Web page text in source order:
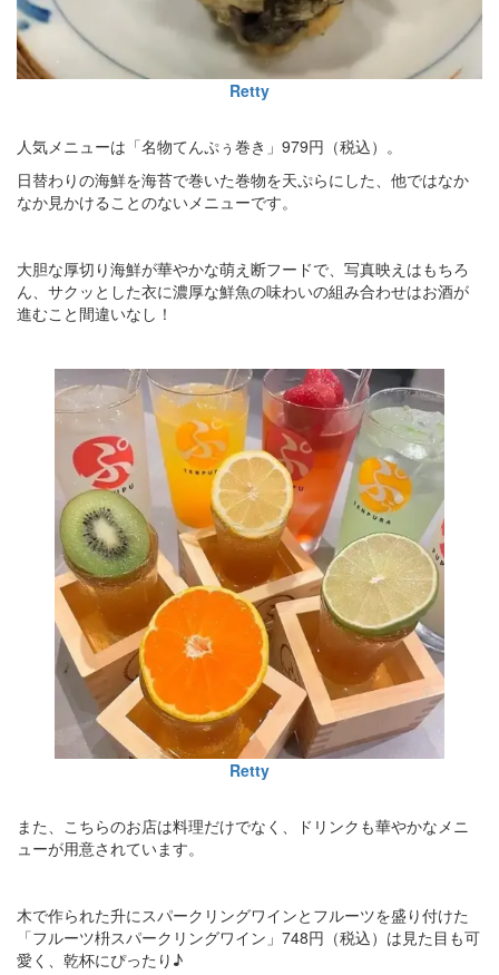
Retty
人気メニューは「名物てんぷぅ巻き」979円（税込）。
日替わりの海鮮を海苔で巻いた巻物を天ぷらにした、他ではなか
なか見かけることのないメニューです。
大胆な厚切り海鮮が華やかな萌え断フードで、写真映えはもちろ
ん、サクッとした衣に濃厚な鮮魚の味わいの組み合わせはお酒が
進むこと間違いなし！
Retty
また、こちらのお店は料理だけでなく、ドリンクも華やかなメニ
ューが用意されています。
木で作られた升にスパークリングワインとフルーツを盛り付けた
「フルーツ枡スパークリングワイン」748円（税込）は見た目も可
愛く、乾杯にぴったり♪